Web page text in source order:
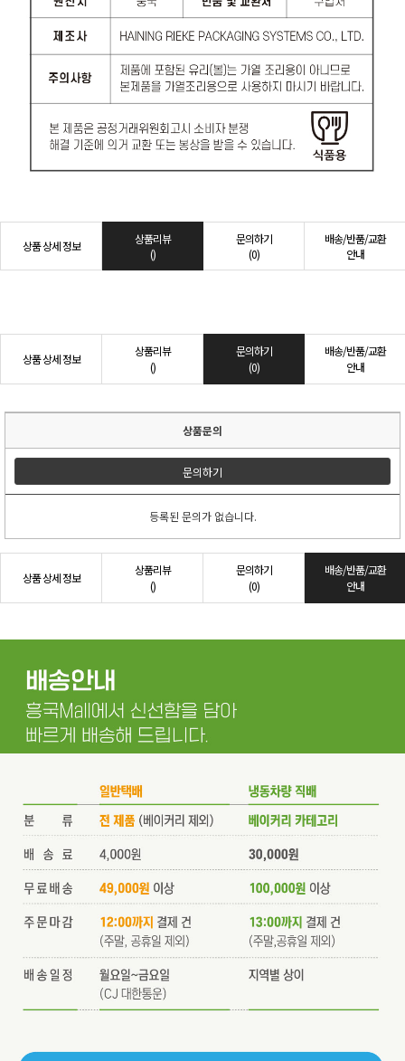
상품 상세 정보
상품리뷰
()
문의하기
(0)
배송/반품/교환
안내
상품 상세 정보
상품리뷰
()
문의하기
(0)
배송/반품/교환
안내
상품문의
문의하기
등록된 문의가 없습니다.
상품 상세 정보
상품리뷰
()
문의하기
(0)
배송/반품/교환
안내